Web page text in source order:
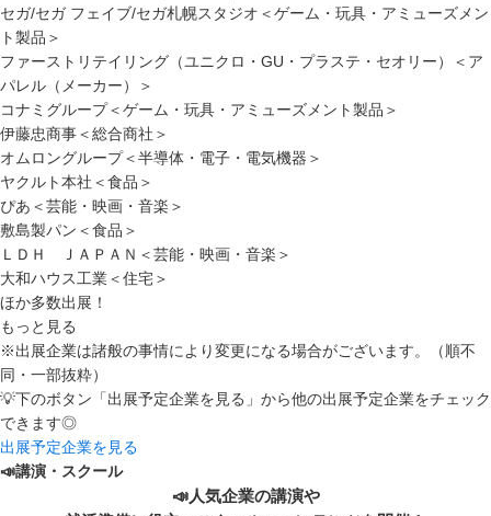
セガ/セガ フェイブ/セガ札幌スタジオ＜ゲーム・玩具・アミューズメン
ト製品＞
ファーストリテイリング（ユニクロ・GU・プラステ・セオリー）＜ア
パレル（メーカー）＞
コナミグループ＜ゲーム・玩具・アミューズメント製品＞
伊藤忠商事＜総合商社＞
オムロングループ＜半導体・電子・電気機器＞
ヤクルト本社＜食品＞
ぴあ＜芸能・映画・音楽＞
敷島製パン＜食品＞
ＬＤＨ ＪＡＰＡＮ＜芸能・映画・音楽＞
大和ハウス工業＜住宅＞
ほか多数出展！
もっと見る
※出展企業は諸般の事情により変更になる場合がございます。（順不
同・一部抜粋）
💡下のボタン「出展予定企業を見る」から他の出展予定企業をチェック
できます◎
出展予定企業を見る
📣講演・スクール
📣人気企業の講演や